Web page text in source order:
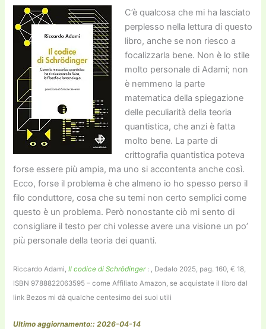
C’è qualcosa che mi ha lasciato
perplesso nella lettura di questo
libro, anche se non riesco a
focalizzarla bene. Non è lo stile
molto personale di Adami; non
è nemmeno la parte
matematica della spiegazione
delle peculiarità della teoria
quantistica, che anzi è fatta
molto bene. La parte di
crittografia quantistica poteva
forse essere più ampia, ma uno si accontenta anche così.
Ecco, forse il problema è che almeno io ho spesso perso il
filo conduttore, cosa che su temi non certo semplici come
questo è un problema. Però nonostante ciò mi sento di
consigliare il testo per chi volesse avere una visione un po’
più personale della teoria dei quanti.
Riccardo Adami,Il codice di Schrödinger: , Dedalo 2025, pag. 160, € 18,
ISBN 9788822063595 – come Affiliato Amazon, se acquistate il libro dal
link Bezos mi dà qualche centesimo dei suoi utili
Ultimo aggiornamento:: 2026-04-14